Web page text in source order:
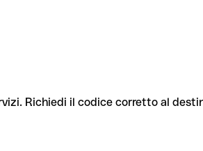
Richiedi il codice corretto al